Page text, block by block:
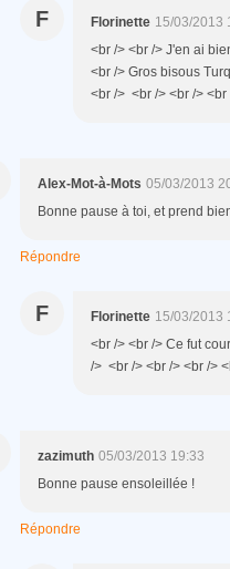
F Florinette 15/03/2013
<br /> <br /> J'en ai
<br /> Gros bisous
<br /> <br /> <br /> <br
Alex-Mot-à-Mots 05/03/2013
Bonne pause à toi, et prend
Répondre
F Florinette 15/03/2013
<br /> <br /> Ce fut
/> <br /> <br /> <br />
zazimuth 05/03/2013 19:33
Bonne pause ensoleillée !
Répondre